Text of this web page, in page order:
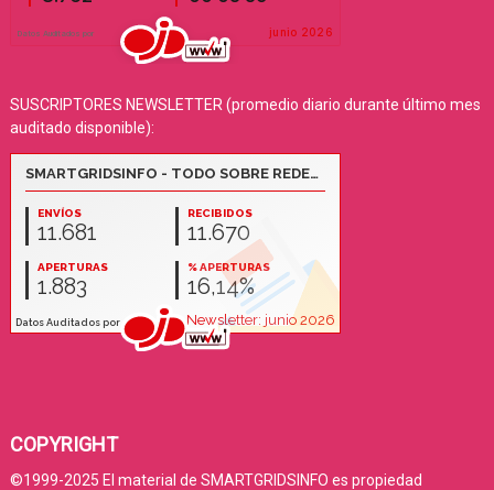
SUSCRIPTORES NEWSLETTER (promedio diario durante último mes
auditado disponible):
COPYRIGHT
©1999-2025 El material de SMARTGRIDSINFO es propiedad